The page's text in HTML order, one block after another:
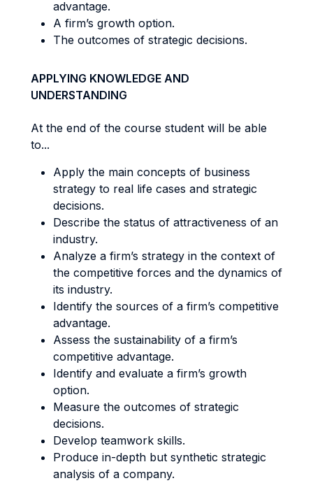
advantage.
A firm’s growth option.
The outcomes of strategic decisions.
APPLYING KNOWLEDGE AND
UNDERSTANDING
At the end of the course student will be able
to...
Apply the main concepts of business
strategy to real life cases and strategic
decisions.
Describe the status of attractiveness of an
industry.
Analyze a firm’s strategy in the context of
the competitive forces and the dynamics of
its industry.
Identify the sources of a firm’s competitive
advantage.
Assess the sustainability of a firm’s
competitive advantage.
Identify and evaluate a firm’s growth
option.
Measure the outcomes of strategic
decisions.
Develop teamwork skills.
Produce in-depth but synthetic strategic
analysis of a company.